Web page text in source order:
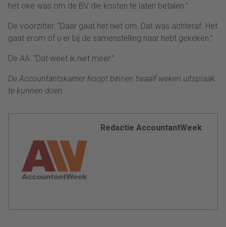
het oké was om de BV die kosten te laten betalen.”
De voorzitter: “Daar gaat het niet om. Dat was achteraf. Het
gaat erom of u er bij de samenstelling naar hebt gekeken.”
De AA: “Dat weet ik niet meer.”
De Accountantskamer hoopt binnen twaalf weken uitspraak
te kunnen doen.
Redactie AccountantWeek